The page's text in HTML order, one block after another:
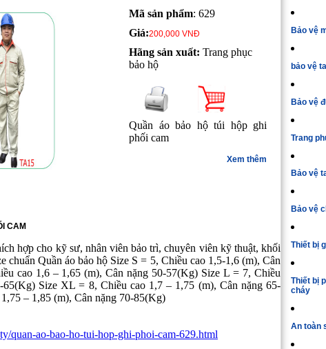
Mã sản phẩm: 629
Giá:200,000 VNĐ
Hãng sản xuất: Trang phục
bảo hộ
Quần áo bảo hộ túi hộp ghi
phối cam
Xem thêm
CAM
hợp cho kỹ sư, nhân viên bảo trì, chuyên viên kỹ thuật, khối
chuẩn Quần áo bảo hộ Size S = 5, Chiều cao 1,5-1,6 (m), Cân
cao 1,6 – 1,65 (m), Cân nặng 50-57(Kg) Size L = 7, Chiều
65(Kg) Size XL = 8, Chiều cao 1,7 – 1,75 (m), Cân nặng 65-
– 1,85 (m), Cân nặng 70-85(Kg)
quan-ao-bao-ho-tui-hop-ghi-phoi-cam-629.html
Bảo vệ
bảo vệ
Bảo vệ
Trang
Bảo vệ
Bảo vệ
Thiết bị
Thiết bị
cháy
An toàn